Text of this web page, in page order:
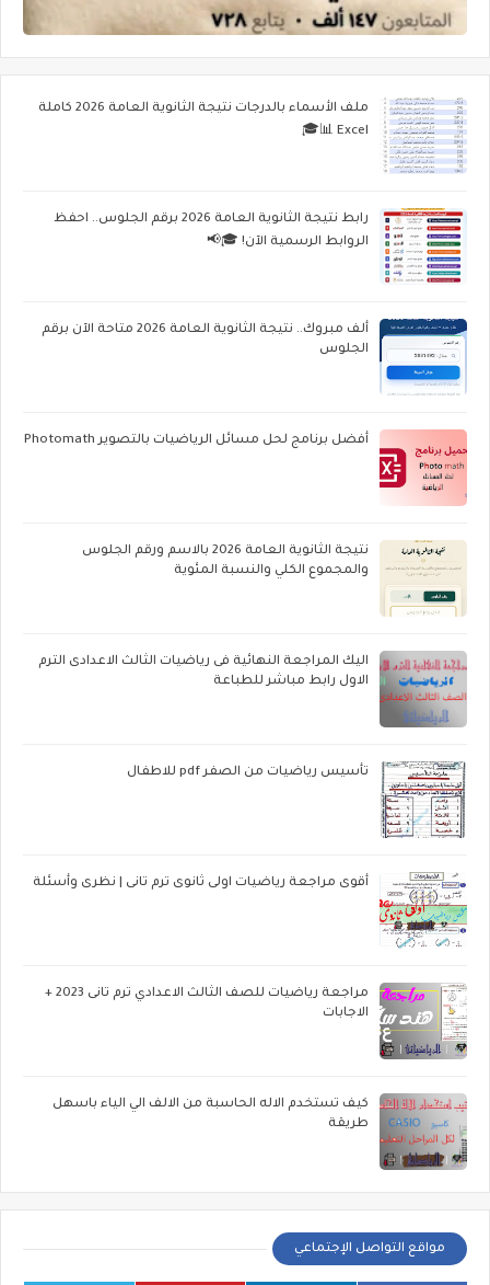
ملف الأسماء بالدرجات نتيجة الثانوية العامة 2026 كاملة
Excel 📊🎓
رابط نتيجة الثانوية العامة 2026 برقم الجلوس.. احفظ
الروابط الرسمية الآن! 🎓📢
ألف مبروك.. نتيجة الثانوية العامة 2026 متاحة الآن برقم
الجلوس
أفضل برنامج لحل مسائل الرياضيات بالتصوير Photomath
نتيجة الثانوية العامة 2026 بالاسم ورقم الجلوس
والمجموع الكلي والنسبة المئوية
اليك المراجعة النهائية فى رياضيات الثالث الاعدادى الترم
الاول رابط مباشر للطباعة
تأسيس رياضيات من الصفر pdf للاطفال
أقوى مراجعة رياضيات اولى ثانوى ترم تانى | نظرى وأسئلة
مراجعة رياضيات للصف الثالث الاعدادي ترم تانى 2023 +
الاجابات
كيف تستخدم الاله الحاسبة من الالف الي الياء باسهل
طريقة
مواقع التواصل الإجتماعي